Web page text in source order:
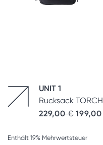
UNIT 1
Rucksack TORCH
229,00€ 199,00
Enthält 19% Mehrwertsteuer